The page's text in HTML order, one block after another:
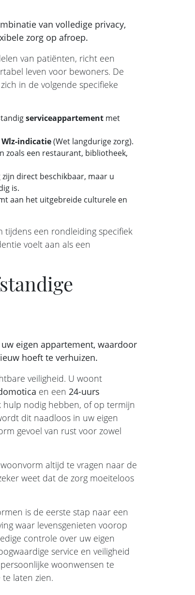
van volledige privacy,
zorg op afroep.
van patiënten, richt een
leven voor bewoners. De
in de volgende specifieke
serviceappartement met
Wlz-indicatie(Wet langdurige zorg).
zoals een restaurant, bibliotheek,
direct beschikbaar, maar u
is.
aan het uitgebreide culturele en
tijdens een rondleiding specifiek
voelt aan als een
eigen appartement, waardoor
hoeft te verhuizen.
veiligheid. U woont
en een 24-uurs
nodig hebben, of op termijn
dit naadloos in uw eigen
gevoel van rust voor zowel
altijd te vragen naar de
weet dat de zorg moeiteloos
is de eerste stap naar een
waar levensgenieten voorop
controle over uw eigen
service en veiligheid
woonwensen te
laten zien.